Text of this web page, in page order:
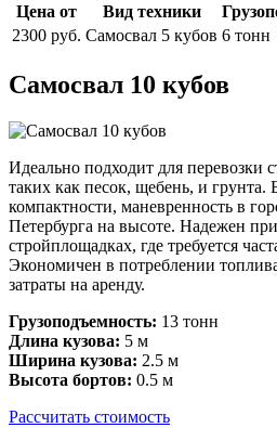
Цена от
Вид техники
2300 руб. Самосвал 5 кубов 6 тонн
Самосвал 10 кубов
Идеально подходит для перевозки
таких как песок, щебень, и грунта.
компактности, маневренность в
Петербурга на высоте. Надежен
стройплощадках, где требуется
Экономичен в потреблении
затраты на аренду.
Грузоподъемность: 13 тонн
Длина кузова: 5 м
Ширина кузова: 2.5 м
Высота бортов: 0.5 м
Рассчитать стоимость